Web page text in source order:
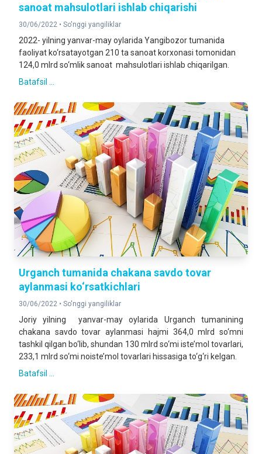
sanoat mahsulotlari ishlab chiqarishi
30/06/2022 • So'nggi yangiliklar
2022- yilning yanvar-may oylarida Yangibozor tumanida
faoliyat ko‘rsatayotgan 210 ta sanoat korxonasi tomonidan
124,0 mlrd so‘mlik sanoat mahsulotlari ishlab chiqarilgan.
Batafsil ...
Urganch tumanida chakana savdo tovar
aylanmasi ko‘rsatkichlari
30/06/2022 • So'nggi yangiliklar
Joriy yilning yanvar-may oylarida Urganch tumanining
chakana savdo tovar aylanmasi hajmi 364,0 mlrd so‘mni
tashkil qilgan bo‘lib, shundan 130 mlrd so‘mi iste’mol tovarlari,
233,1 mlrd so‘mi noiste’mol tovarlari hissasiga to‘g‘ri kelgan.
Batafsil ...